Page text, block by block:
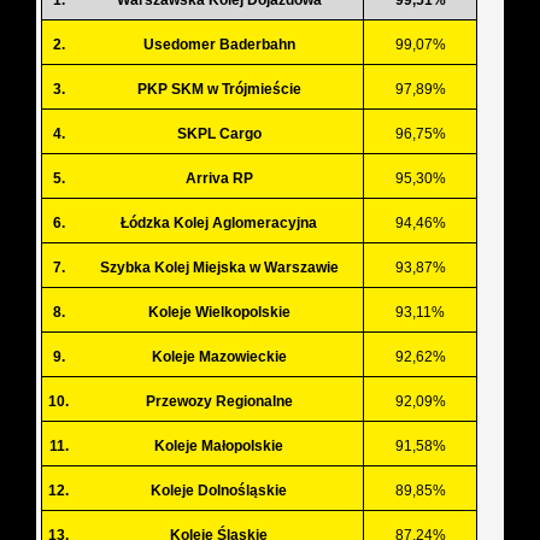
2. Usedomer Baderbahn 99,07%
3. PKP SKM w Trójmieście 97,89%
4. SKPL Cargo 96,75%
5. Arriva RP 95,30%
6. Łódzka Kolej Aglomeracyjna 94,46%
7. Szybka Kolej Miejska w Warszawie 93,87%
8. Koleje Wielkopolskie 93,11%
9. Koleje Mazowieckie 92,62%
10. Przewozy Regionalne 92,09%
11. Koleje Małopolskie 91,58%
12. Koleje Dolnośląskie 89,85%
13. Koleje Śląskie 87,24%